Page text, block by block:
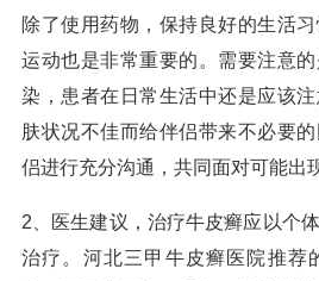
除了使用药物，保持良好的生活
运动也是非常重要的。需要注意
染，患者在日常生活中还是应该
肤状况不佳而给伴侣带来不必要
侣进行充分沟通，共同面对可能出
2、医生建议，治疗牛皮癣应以个
治疗。河北三甲牛皮癣医院推荐